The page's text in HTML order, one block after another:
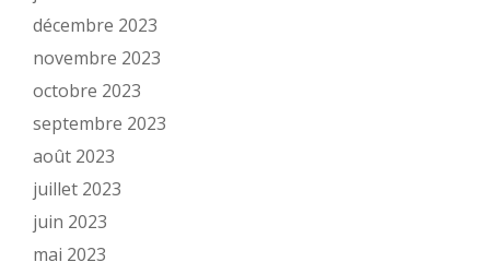
décembre 2023
novembre 2023
octobre 2023
septembre 2023
août 2023
juillet 2023
juin 2023
mai 2023